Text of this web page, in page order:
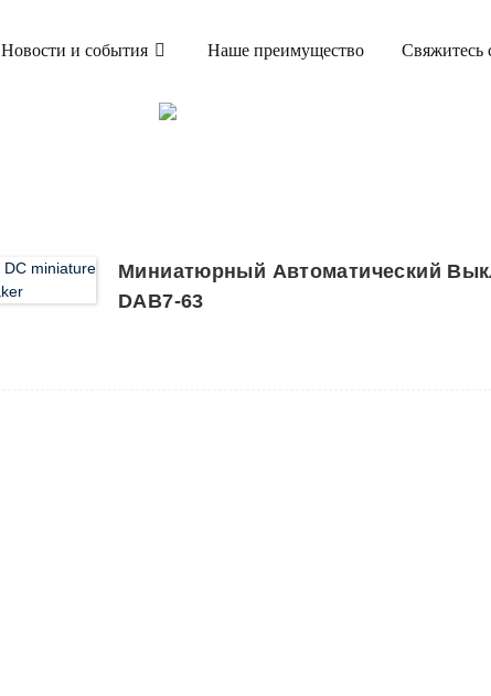
Новости и события Наше преимущество Свяжитесь
Миниатюрный Автоматический
DAB7-63